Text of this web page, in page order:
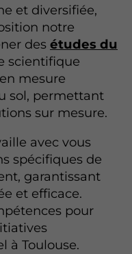
et diversifiée,
notre
des études du
scientifique
mesure
sol, permettant
sur mesure.
avec vous
spécifiques de
garantissant
et efficace.
pour
à Toulouse.